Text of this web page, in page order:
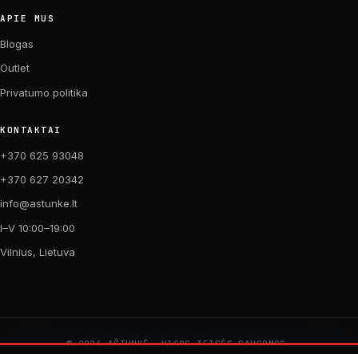
APIE MUS
Blogas
Outlet
Privatumo politika
KONTAKTAI
+370 625 93048
+370 627 20342
info@astunke.lt
I–V 10:00–19:00
Vilnius, Lietuva
© 2026 AŠTUNKĖ. VISOS TEISĖS SAUGOMOS.